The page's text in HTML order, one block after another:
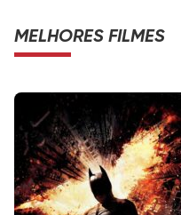
MELHORES FILMES